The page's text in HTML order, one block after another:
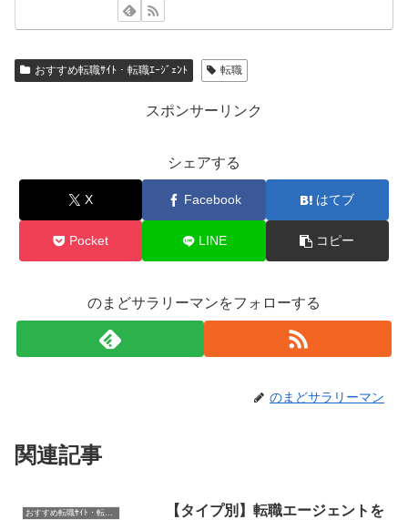
おすすめ転職ｻｲﾄ・転職ｴｰｼﾞｪﾝﾄ 転職
スポンサーリンク
シェアする
X Facebook はてブ
Pocket LINE コピー
のまどサラリーマンをフォローする
のまどサラリーマン
関連記事
おすすめ転職ｻｲﾄ・転職ｴｰｼﾞｪﾝﾄ
【タイプ別】転職エージェントを